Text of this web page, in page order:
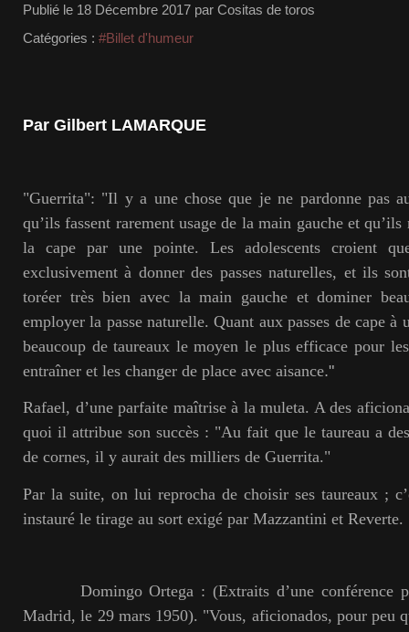
Publié le 18 Décembre 2017 par Cositas de toros
Catégories : #Billet d'humeur
Par Gilbert LAMARQUE
"Guerrita": "Il y a une chose que je ne pardonne pas
qu’ils fassent rarement usage de la main gauche et
la cape par une pointe. Les adolescents croient
exclusivement à donner des passes naturelles, et ils
toréer très bien avec la main gauche et dominer
employer la passe naturelle. Quant aux passes de cape à
beaucoup de taureaux le moyen le plus efficace pour
entraîner et les changer de place avec aisance."
Rafael, d’une parfaite maîtrise à la muleta. A des
quoi il attribue son succès : "Au fait que le taureau a
de cornes, il y aurait des milliers de Guerrita."
Par la suite, on lui reprocha de choisir ses taureaux ;
instauré le tirage au sort exigé par Mazzantini et Reverte.
Domingo Ortega : (Extraits d’une conférence
Madrid, le 29 mars 1950). "Vous, aficionados, pour peu